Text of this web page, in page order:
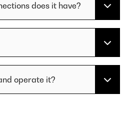
does it have?
operate it?